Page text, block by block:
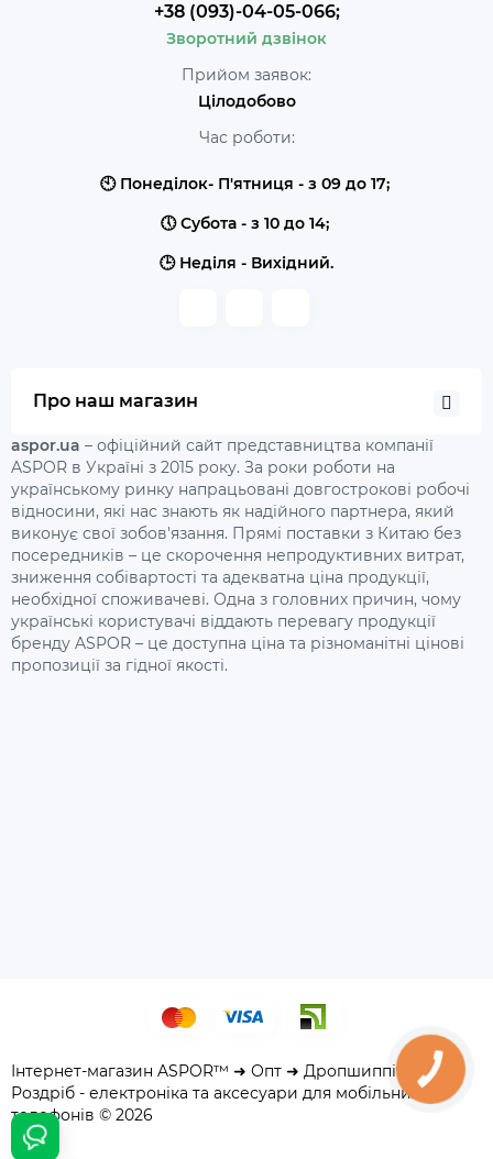
+38 (093)-04-05-066;
Зворотний дзвінок
Прийом заявок:
Цілодобово
Час роботи:
🕙 Понеділок- П'ятниця - з 09 до 17;
🕔 Субота - з 10 до 14;
🕒 Неділя - Вихідний.
Про наш магазин
aspor.ua – офіційний сайт представництва компанії
ASPOR в Україні з 2015 року. За роки роботи на
українському ринку напрацьовані довгострокові робочі
відносини, які нас знають як надійного партнера, який
виконує свої зобов'язання. Прямі поставки з Китаю без
посередників – це скорочення непродуктивних витрат,
зниження собівартості та адекватна ціна продукції,
необхідної споживачеві. Одна з головних причин, чому
українські користувачі віддають перевагу продукції
бренду ASPOR – це доступна ціна та різноманітні цінові
пропозиції за гідної якості.
Інтернет-магазин ASPOR™ ➜ Опт ➜ Дропшиппінг ➜
Роздріб - електроніка та аксесуари для мобільних
телефонів © 2026
КНОПКА
ЗВ'ЯЗКУ